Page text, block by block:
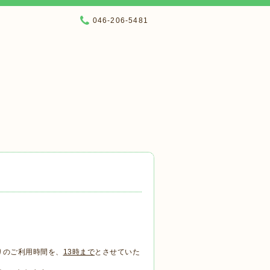
046-206-5481
ご利用時間を、 13時までとさせていた